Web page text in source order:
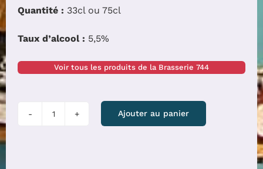
Quantité : 33cl ou 75cl
Taux d’alcool : 5,5%
Voir tous les produits de la Brasserie 744
quantité
Ajouter au panier